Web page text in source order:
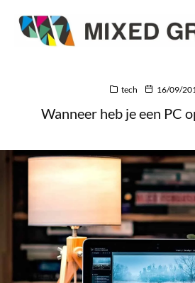
tech 16/09/
Wanneer heb je een PC